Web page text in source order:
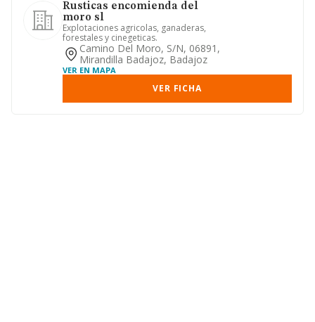
Rusticas encomienda del
moro sl
Explotaciones agricolas, ganaderas,
forestales y cinegeticas.
Camino Del Moro, S/n, 06891,
Mirandilla Badajoz, Badajoz
VER EN MAPA
VER FICHA